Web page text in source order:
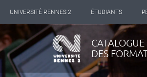
UNIVERSITÉ RENNES 2 ÉTUDIANTS
INTERNATIONAL PROFESSIONNELS
LES NOUVELLES DE RENNES 2
CATALOGUE
DES